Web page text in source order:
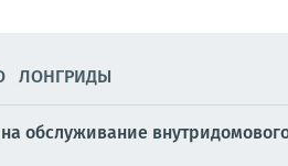
ЛОНГРИДЫ
обслуживание